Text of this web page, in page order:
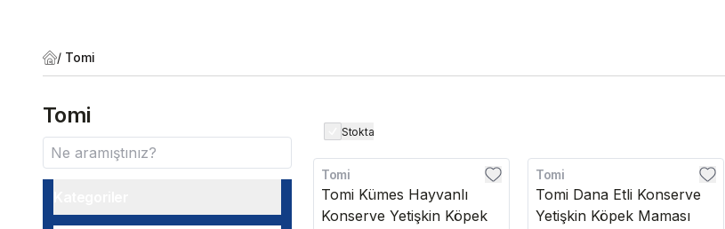
/ Tomi
Tomi
Stokta
Kargo Bedava
Tomi
Tomi Kümes Hayvanlı
Konserve Yetişkin Köpek
Kargo Bedava
Tomi
Tomi Dana Etli Konserve
Yetişkin Köpek Maması